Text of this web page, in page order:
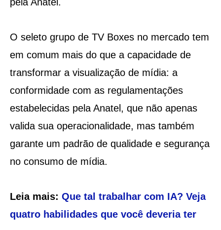
O seleto grupo de TV Boxes no mercado tem
em comum mais do que a capacidade de
transformar a visualização de mídia: a
conformidade com as regulamentações
estabelecidas pela Anatel, que não apenas
valida sua operacionalidade, mas também
garante um padrão de qualidade e segurança
no consumo de mídia.
Leia mais: Que tal trabalhar com IA? Veja
quatro habilidades que você deveria ter